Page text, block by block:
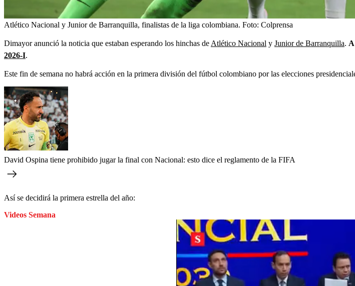
Atlético Nacional y Junior de Barranquilla, finalistas de la liga colombiana. Foto: Colprensa
Dimayor anunció la noticia que estaban esperando los hinchas de Atlético Nacional y Junior de Barranquilla.
2026-I.
Este fin de semana no habrá acción en la primera división del fútbol colombiano por las elecciones
David Ospina tiene prohibido jugar la final con Nacional: esto dice el reglamento de la FIFA
Así se decidirá la primera estrella del año:
Videos Semana